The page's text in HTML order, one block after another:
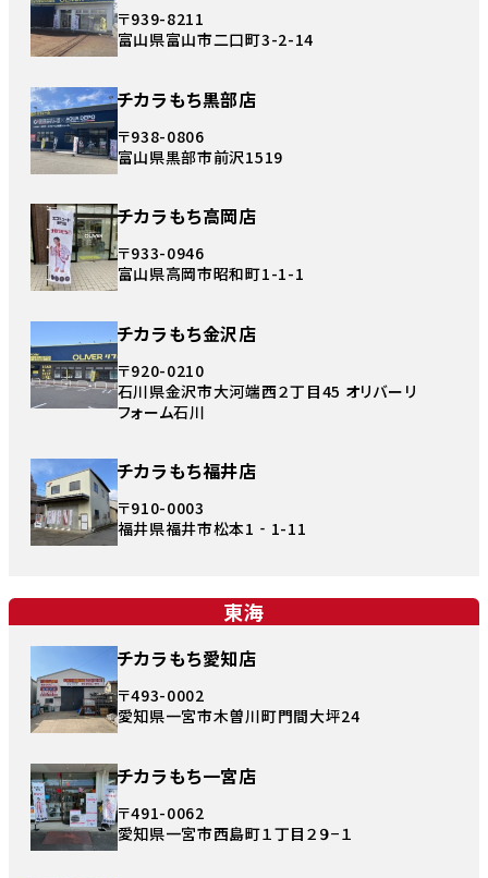
〒939-8211
富山県富山市二口町3-2-14
チカラもち黒部店
〒938-0806
富山県黒部市前沢1519
チカラもち高岡店
〒933-0946
富山県高岡市昭和町1-1-1
チカラもち金沢店
〒920-0210
石川県金沢市大河端西２丁目45 オリバーリ
フォーム石川
チカラもち福井店
〒910-0003
福井県福井市松本1‐1-11
東海
チカラもち愛知店
〒493-0002
愛知県一宮市木曽川町門間大坪24
チカラもち一宮店
〒491-0062
愛知県一宮市西島町１丁目２９−１